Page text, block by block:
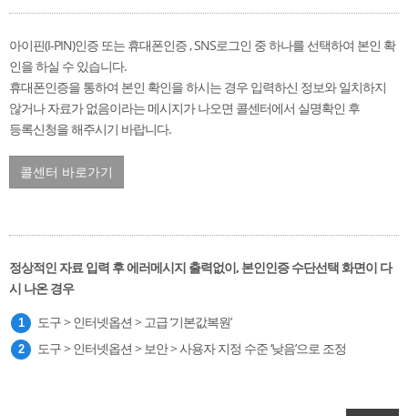
아이핀(I-PIN)인증 또는 휴대폰인증 , SNS로그인 중 하나를 선택하여 본인 확
인을 하실 수 있습니다.
휴대폰인증을 통하여 본인 확인을 하시는 경우 입력하신 정보와 일치하지
않거나 자료가 없음이라는 메시지가 나오면 콜센터에서 실명확인 후
등록신청을 해주시기 바랍니다.
콜센터 바로가기
정상적인 자료 입력 후 에러메시지 출력없이, 본인인증 수단선택 화면이 다
시 나온 경우
도구 > 인터넷옵션 > 고급 ‘기본값복원’
도구 > 인터넷옵션 > 보안 > 사용자 지정 수준 ‘낮음’으로 조정